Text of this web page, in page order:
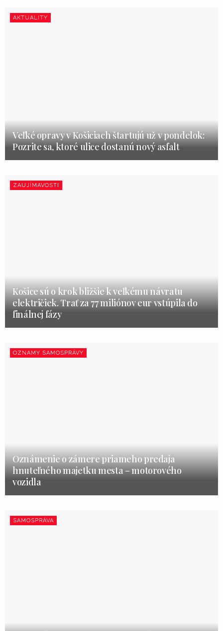
AKTUALITY
Veľké opravy v Košiciach štartujú už v pondelok:
Pozrite sa, ktoré ulice dostanú nový asfalt
ZAUJÍMAVOSTI
Košice sú o krok bližšie k veľkému návratu
električiek. Trať za 77 miliónov eur vstúpila do
finálnej fázy
OZNAMY SAMOSPRÁVY
Oznámenie o zámere priameho predaja
hnuteľného majetku mesta – motorového
vozidla
SAMOSPRÁVA